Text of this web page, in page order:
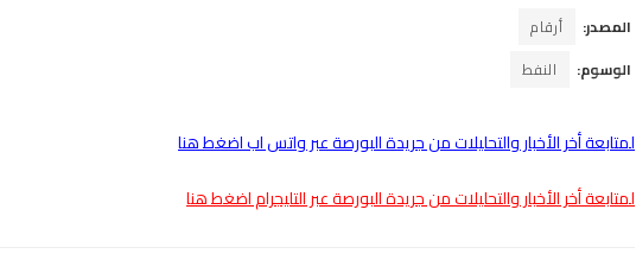
المصدر:
أرقام
الوسوم:
النفط
لمتابعة أخر الأخبار والتحليلات من جريدة البورصة عبر واتس اب اضغط هنا
لمتابعة أخر الأخبار والتحليلات من جريدة البورصة عبر التليجرام اضغط هنا